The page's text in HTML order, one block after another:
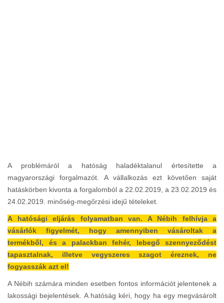
A problémáról a hatóság haladéktalanul értesítette a
magyarországi forgalmazót. A vállalkozás ezt követően saját
hatáskörben kivonta a forgalomból a 22.02.2019, a 23.02.2019 és
24.02.2019. minőség-megőrzési idejű tételeket.
A hatósági eljárás folyamatban van. A Nébih felhívja a
vásárlók figyelmét, hogy amennyiben vásároltak a
termékből, és a palackban fehér, lebegő szennyeződést
tapasztalnak, illetve vegyszeres szagot éreznek, ne
fogyasszák azt el!
A Nébih számára minden esetben fontos információt jelentenek a
lakossági bejelentések. A hatóság kéri, hogy ha egy megvásárolt